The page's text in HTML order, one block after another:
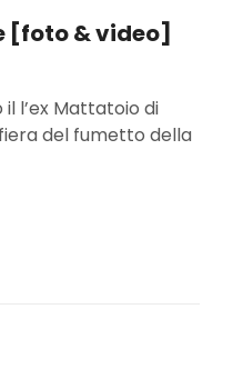
[foto & video]
l’ex Mattatoio di
fiera del fumetto della